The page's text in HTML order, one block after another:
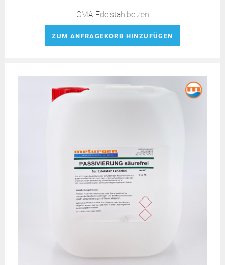
CMA Edelstahlbeizen
ZUM ANFRAGEKORB HINZUFÜGEN